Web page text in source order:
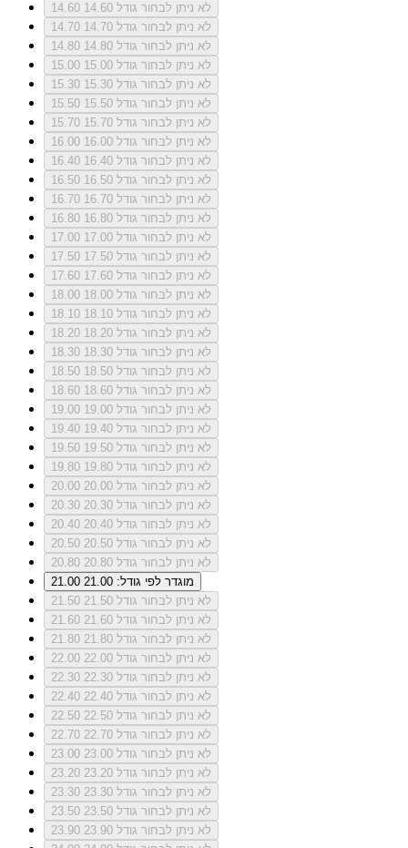
14.60
לא ניתן לבחור גודל 14.60
14.70
לא ניתן לבחור גודל 14.70
14.80
לא ניתן לבחור גודל 14.80
15.00
לא ניתן לבחור גודל 15.00
15.30
לא ניתן לבחור גודל 15.30
15.50
לא ניתן לבחור גודל 15.50
15.70
לא ניתן לבחור גודל 15.70
16.00
לא ניתן לבחור גודל 16.00
16.40
לא ניתן לבחור גודל 16.40
16.50
לא ניתן לבחור גודל 16.50
16.70
לא ניתן לבחור גודל 16.70
16.80
לא ניתן לבחור גודל 16.80
17.00
לא ניתן לבחור גודל 17.00
17.50
לא ניתן לבחור גודל 17.50
17.60
לא ניתן לבחור גודל 17.60
18.00
לא ניתן לבחור גודל 18.00
18.10
לא ניתן לבחור גודל 18.10
18.20
לא ניתן לבחור גודל 18.20
18.30
לא ניתן לבחור גודל 18.30
18.50
לא ניתן לבחור גודל 18.50
18.60
לא ניתן לבחור גודל 18.60
19.00
לא ניתן לבחור גודל 19.00
19.40
לא ניתן לבחור גודל 19.40
19.50
לא ניתן לבחור גודל 19.50
19.80
לא ניתן לבחור גודל 19.80
20.00
לא ניתן לבחור גודל 20.00
20.30
לא ניתן לבחור גודל 20.30
20.40
לא ניתן לבחור גודל 20.40
20.50
לא ניתן לבחור גודל 20.50
20.80
לא ניתן לבחור גודל 20.80
21.00
מוגדר לפי גודל: 21.00
21.50
לא ניתן לבחור גודל 21.50
21.60
לא ניתן לבחור גודל 21.60
21.80
לא ניתן לבחור גודל 21.80
22.00
לא ניתן לבחור גודל 22.00
22.30
לא ניתן לבחור גודל 22.30
22.40
לא ניתן לבחור גודל 22.40
22.50
לא ניתן לבחור גודל 22.50
22.70
לא ניתן לבחור גודל 22.70
23.00
לא ניתן לבחור גודל 23.00
23.20
לא ניתן לבחור גודל 23.20
23.30
לא ניתן לבחור גודל 23.30
23.50
לא ניתן לבחור גודל 23.50
23.90
לא ניתן לבחור גודל 23.90